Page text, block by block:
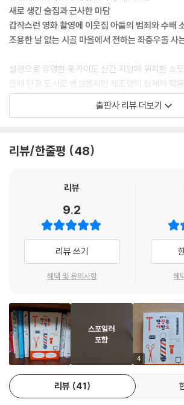
“아버지들 세대는 허사였는지 모르지만, 우리는 아
요.”
“너희들은 그렇게 말하지만.”
“그래, 맞는 말이야. 가즈마사 아버지는 잠자코 있
는 도마자와를 좋아하기 때문에 설사 침몰하
는 배라고 해서 그냥 뒷짐 지고 볼 수만은 없는 거
“우리도 현실이 혹독하다는 정도는 알고 있잖아.
젊은이들이 그렇게 반론을 폈다. 잠시 침묵이 흘렀
“이웃들에게는 어머니가 며느리를 데리고 가서 인
도 다이스케는 같이 가지 않았다는구나. 다
큰 어른이 인사 하나 못하다니 어떻게 된 일이냐고
더라.”
“하와이로 신혼여행 간다는 건 어떻게 됐대요?”
“신부는 어떻게 지내고요? 고향을 그리워한다거나
워한다거나, 그런 일은 없대요?”
“그게 글쎄, 전혀 없대.”
어머니가 얼굴 앞에다 손을 와이퍼처럼 흔들었다.
르는 게 있으면 교관을 붙들고 뭐든 질문하
고, 게다가 집에서는 매일 밤 맥주를 마시면서 AKB
새로 생긴 술집과 근사한 마담
갑작스런 영화 촬영에 이웃집 아들의 범죄와 수배
조용한 날 없는 시골 마을에서 전하는 좌충우돌 사
설경으로 유명한 홋카이도 산간 지방에 위치한 소
한때 탄광 도시로 번성했지만 제조업의 침체와 맞
내몰린 시골 마을이다. 언제 망해도 이상하지 않은,
울음소리도 들리지 않는 곳이 바로 도마자와. 한때
갈 뿐이다.
『웰컴 투 탄광촌 이발소』은 이곳 도마자와에서 25
어지는 다양한 사건을 다룬다. 이발소 주인이자 2
언뜻 퉁명스러워 보이지만, 마을에서 각종 사건이
쫓아다니면서 기꺼이 접착제 역할을 해내는, 누구
따뜻한 아저씨다. 그는 젊은 시절, 호기롭게 입사한
응하지 못하고 귀향한 것이 평생의 상처로 남아 있
을 물려받겠다고 말하자 펄쩍 뛰며 반대하지만, 자
국 아들의 귀향을 허락하는데…….
자, 이 한적한 시골 마을에서 앞으로 어떤 시끌시끌
우울함과 헛헛함이 가득한 시대에
우리 모두를 위로해주는 따뜻한 선물 같은 소설
출판사 리뷰 더보기
리뷰/한줄평 48
리뷰
9.2
리뷰 쓰기
혜택 및 유의사항 혜
스포일러
포함
4
리뷰 41